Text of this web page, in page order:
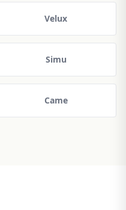
Velux
Simu
Came